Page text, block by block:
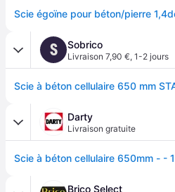
S Sobrico
Livraison 7,90 €, 1-2 jours
Darty
Livraison gratuite
Brico Select